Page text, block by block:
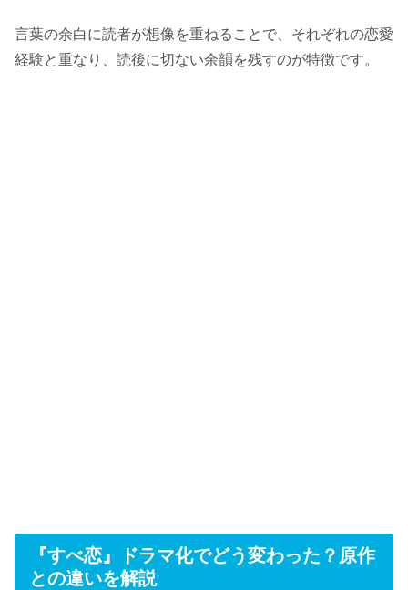
言葉の余白に読者が想像を重ねることで、それぞれの恋愛
経験と重なり、読後に切ない余韻を残すのが特徴です。
『すべ恋』ドラマ化でどう変わった？原作
との違いを解説